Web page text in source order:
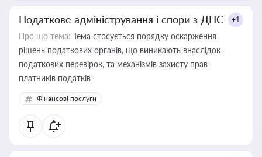
Податкове адміністрування і спори з ДПС +1
Про що тема: Тема стосується порядку оскарження
рішень податкових органів, що виникають внаслідок
податкових перевірок, та механізмів захисту прав
платників податків
Фінансові послуги